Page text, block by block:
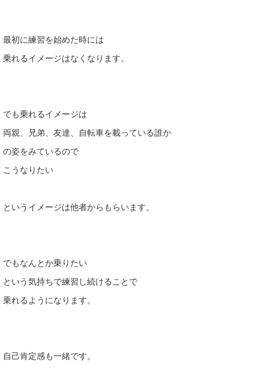
最初に練習を始めた時には
乗れるイメージはなくなります。
でも乗れるイメージは
両親、兄弟、友達、自転車を載っている誰か
の姿をみているので
こうなりたい
というイメージは他者からもらいます。
でもなんとか乗りたい
という気持ちで練習し続けることで
乗れるようになります。
自己肯定感も一緒です。